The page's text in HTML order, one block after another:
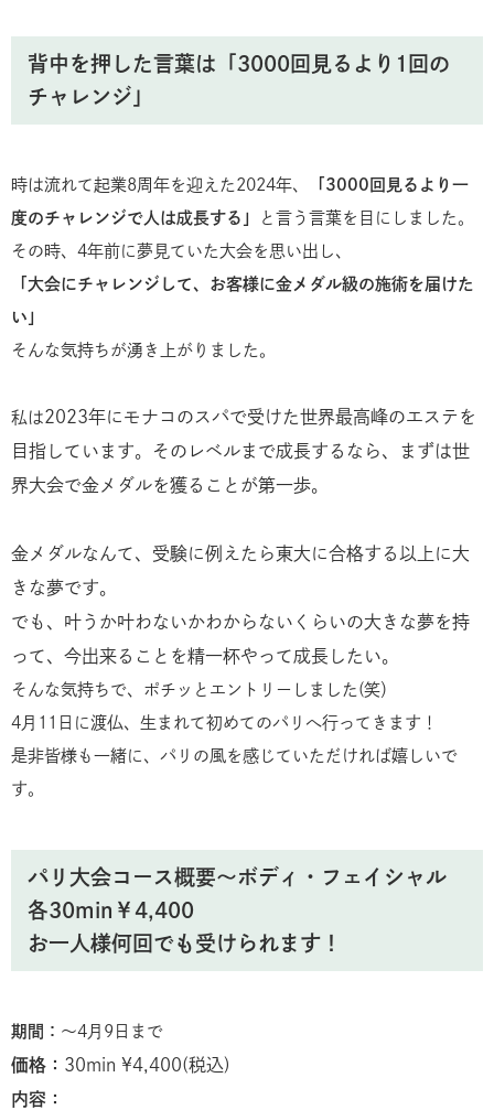
背中を押した言葉は「3000回見るより1回の
チャレンジ」
時は流れて起業8周年を迎えた2024年、
「3000回見るより一
度のチャレンジで人は成長する」
と言う言葉を目にしました。
その時、4年前に夢見ていた大会を思い出し、
「大会にチャレンジして、お客様に金メダル級の施術を届けた
い」
そんな気持ちが湧き上がりました。
私は2023年にモナコのスパで受けた世界最高峰のエステを
目指しています。そのレベルまで成長するなら、まずは世
界大会で金メダルを獲ることが第一歩。
金メダルなんて、受験に例えたら東大に合格する以上に大
きな夢です。
でも、叶うか叶わないかわからないくらいの大きな夢を持
って、今出来ることを精一杯やって成長したい。
そんな気持ちで、ポチッとエントリーしました(笑）
4月11日に渡仏、生まれて初めてのパリへ行ってきます！
是非皆様も一緒に、パリの風を感じていただければ嬉しいで
す。
パリ大会コース概要〜ボディ・フェイシャル
各30min￥4,400
お一人様何回でも受けられます！
期間： 〜4月9日まで
価格： 30min ¥4,400(税込)
内容：